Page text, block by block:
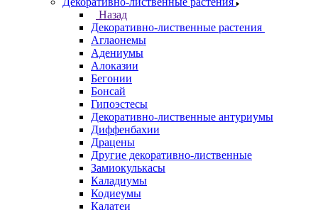
Назад
Декоративно-лиственные растения
Аглаонемы
Адениумы
Алоказии
Бегонии
Бонсай
Гипоэстесы
Декоративно-лиственные антуриумы
Диффенбахии
Драцены
Другие декоративно-лиственные
Замиокулькасы
Каладиумы
Кодиеумы
Калатеи